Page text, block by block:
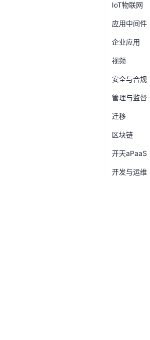
IoT物联网
应用中间件
企业应用
视频
安全与合规
管理与监督
迁移
区块链
开天aPaaS
开发与运维